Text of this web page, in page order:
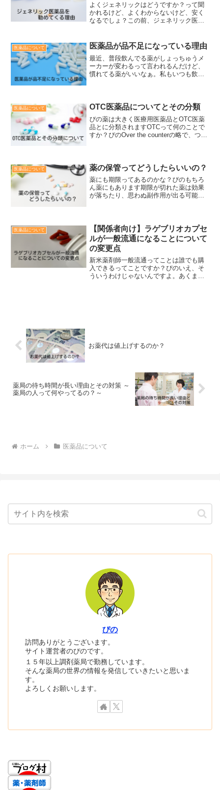
よくジェネリックはどうですか？って聞
かれるけど、よくわからないけど、安く
なるでしょ？この前、ジェネリック医薬
薬代が安くなります保険者からジェネリ
ック医薬品のススメの手紙...
医薬品について 医薬品が品不足になっている理由
最近、普段飲んでる薬がしょっちゅうメ
ーカーが変わるって言われるんだけど、
慣れてる薬がいいなぁ。私もいつも飲ん
ネリック問わず、薬を確保...
医薬品について OTC医薬品についてとその分類
ぴの薬は大きく医療用医薬品とOTC医薬
品とに分類されますOTCって何のことで
すか？ぴのOver the counterの略で、つま
薬...
医薬品について 薬の保管ってどうしたらいいの？
薬にも期限ってあるのかな？ぴのもちろ
ん薬にもあります期限が切れた薬は効果
が落ちたり、思わぬ副作用が出る可能性
の期限について薬にも期限...
医薬品について
【関係者向け】ラゲブリオカプセ
ルが一般流通になることについて
の変更点
新米薬剤師一般流通ってことは誰でも購
入できるってことですか？ぴのいえ、そ
ういうわけじゃないんですよ。あくま
お薬代は値上げするのか？
薬局の待ち時間が長い理由とその対策 ～
薬局の人って何やってるの？～
ホーム 医薬品について
ぴの
訪問ありがとうございます。
サイト運営者のぴのです。
１５年以上調剤薬局で勤務しています。
そんな薬局の世界の情報を発信していきたいと思いま
す。
よろしくお願いします。